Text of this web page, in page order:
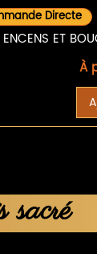
Directe
ENCENS ET
À